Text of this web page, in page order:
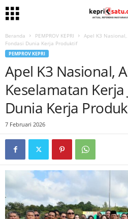
Beranda PEMPROV KEPRI
Apel K3
Fondasi Dunia Kerja Produktif
PEMPROV KEPRI
Apel K3 Nasional,
Keselamatan Kerja
Dunia Kerja
7 Februari 2026